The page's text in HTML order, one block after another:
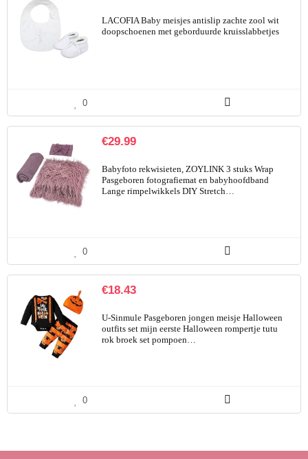
LACOFIA Baby meisjes antislip zachte zool wit
doopschoenen met geborduurde kruisslabbetjes
0
€29.99
Babyfoto rekwisieten, ZOYLINK 3 stuks Wrap
Pasgeboren fotografiemat en babyhoofdband
Lange rimpelwikkels DIY Stretch…
0
€18.43
U-Sinmule Pasgeboren jongen meisje Halloween
outfits set mijn eerste Halloween rompertje tutu
rok broek set pompoen…
0